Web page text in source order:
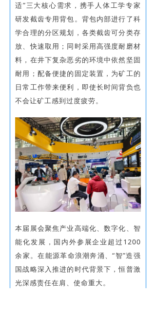
适”三大核心需求，携手人体工学专家
研发截齿专用背包。背包内部进行了科
学合理的分区规划，各类截齿可分类存
放、快速取用；同时采用高强度耐磨材
料，在井下复杂恶劣的环境中依然坚固
耐用；配备便捷的固定装置，为矿工的
日常工作带来便利，即使长时间背负也
不会让矿工感到过度疲劳。
本届展会聚焦产业高端化、数字化、智
能化发展，国内外参展企业超过1200
余家。在能源革命浪潮奔涌、“智”造强
国战略深入推进的时代背景下，恒普激
光深感责任在肩、使命重大。